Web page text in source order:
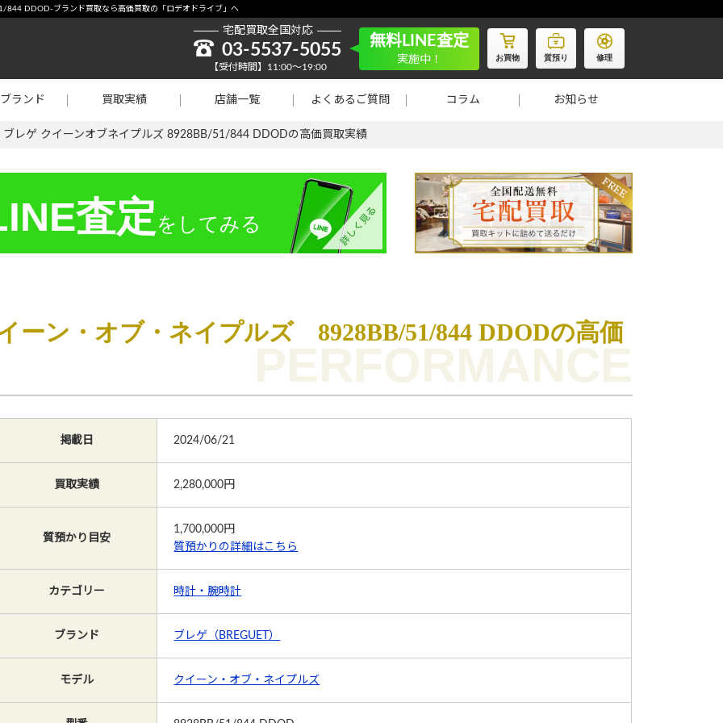
844 DDOD-ブランド買取なら高価買取の「ロデオドライブ」へ
宅配買取全国対応
03-5537-5055
【受付時間】11:00～19:00
無料LINE査定
実施中！ お買物 質預り 修理
ランド
化】シャネル
取 買取実績 店舗一覧 よくあるご質問 コラム お知らせ
ブレゲ クイーンオブネイプルズ 8928BB/51/844 DDODの高価買取実績
査定 をしてみる
ーン・オブ・ネイプルズ 8928BB/51/844 DDODの高価
掲載日 2024/06/21
買取実績 2,280,000円
質預かり目安
1,700,000円
質預かりの詳細はこちら
カテゴリー 時計・腕時計
ブランド ブレゲ（BREGUET）
モデル クイーン・オブ・ネイプルズ